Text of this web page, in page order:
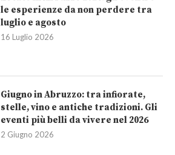
le esperienze da non perdere tra
luglio e agosto
16 Luglio 2026
Giugno in Abruzzo: tra infiorate,
stelle, vino e antiche tradizioni. Gli
eventi più belli da vivere nel 2026
2 Giugno 2026